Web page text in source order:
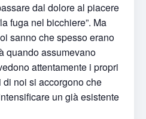
dal dolore al piacere
fuga nel bicchiere”. Ma
sanno che spesso erano
quando assumevano
attentamente i propri
noi si accorgono che
un già esistente